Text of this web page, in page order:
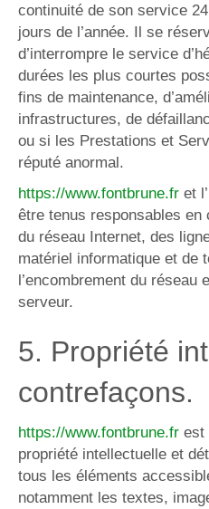
continuité de son service
jours de l’année. Il se
d’interrompre le service
durées les plus courtes
fins de maintenance,
infrastructures, de
ou si les Prestations et
réputé anormal.
https://www.fontbrune.fr et
être tenus responsables
du réseau Internet, des
matériel informatique et de
l’encombrement du réseau
serveur.
5. Propriété
contrefaçons.
https://www.fontbrune.fr est
propriété intellectuelle et
tous les éléments
notamment les textes,